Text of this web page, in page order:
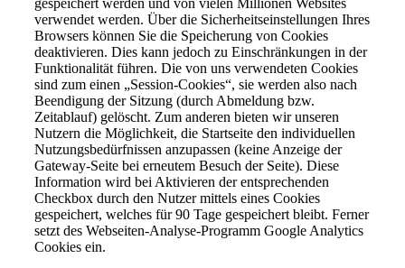
verwendet werden. Über die Sicherheitseinstellungen Ihres
Browsers können Sie die Speicherung von Cookies
deaktivieren. Dies kann jedoch zu Einschränkungen in der
Funktionalität führen. Die von uns verwendeten Cookies
sind zum einen „Session-Cookies“, sie werden also nach
Beendigung der Sitzung (durch Abmeldung bzw.
Zeitablauf) gelöscht. Zum anderen bieten wir unseren
Nutzern die Möglichkeit, die Startseite den individuellen
Nutzungsbedürfnissen anzupassen (keine Anzeige der
Gateway-Seite bei erneutem Besuch der Seite). Diese
Information wird bei Aktivieren der entsprechenden
Checkbox durch den Nutzer mittels eines Cookies
gespeichert, welches für 90 Tage gespeichert bleibt. Ferner
setzt des Webseiten-Analyse-Programm Google Analytics
Cookies ein.